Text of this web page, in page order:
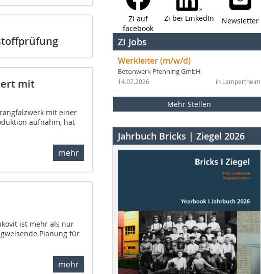
mit
mit einer
aufnahm, hat
mehr
ist mehr als nur
Planung für
mehr
Zi auf
facebook
Zi bei LinkedIn Newsletter
ZI Jobs
Werkleiter (m/w/d)
Betonwerk Pfenning GmbH
in Lampertheim
14.07.2026
Mehr Stellen
Jahrbuch Bricks | Ziegel 2026